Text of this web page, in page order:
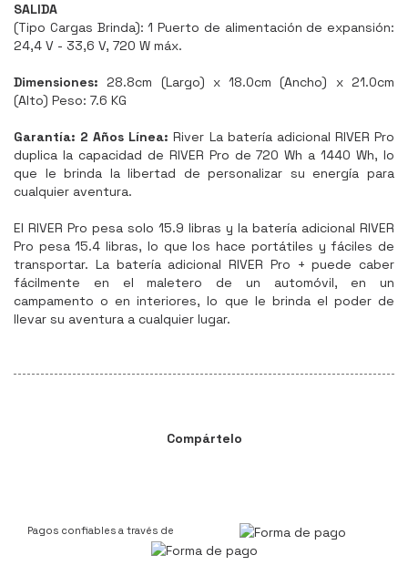
SALIDA
(Tipo Cargas Brinda): 1 Puerto de alimentación de expansión:
24,4 V - 33,6 V, 720 W máx.
Dimensiones: 28.8cm (Largo) x 18.0cm (Ancho) x 21.0cm
(Alto) Peso: 7.6 KG
Garantía: 2 Años Línea:River La batería adicional RIVER Pro
duplica la capacidad de RIVER Pro de 720 Wh a 1440 Wh, lo
que le brinda la libertad de personalizar su energía para
cualquier aventura.
El RIVER Pro pesa solo 15.9 libras y la batería adicional RIVER
Pro pesa 15.4 libras, lo que los hace portátiles y fáciles de
transportar. La batería adicional RIVER Pro + puede caber
fácilmente en el maletero de un automóvil, en un
campamento o en interiores, lo que le brinda el poder de
llevar su aventura a cualquier lugar.
Compártelo
Pagos confiables a través de